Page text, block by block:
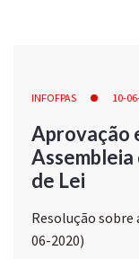
INFOFPAS 10-
Aprovação
de Lei
Resolução sobre
06-2020)